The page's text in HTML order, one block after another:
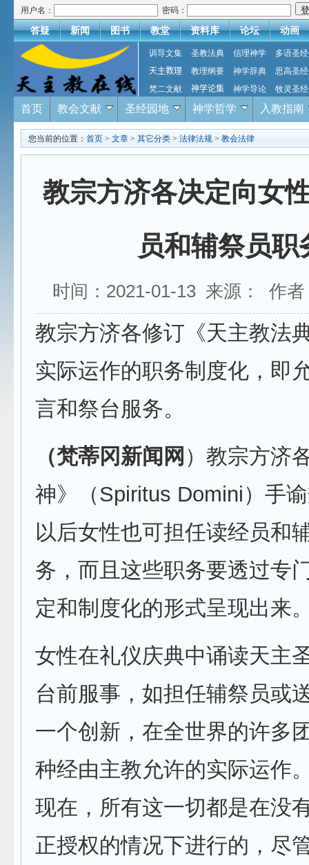
用户名： 密码：
答疑 新闻 图书 教堂 资料库 论坛 动画
训导文集 圣教法典 信理神学
多语圣经
天主教理
教理纲要 神学辞典
思高圣经
梵二文献
神学论集 神学导论 牧灵圣经
首页 教会文献 圣经园地 神学哲学 入教指南
您当前的位置： 首页 > 文章 > 其它分类 > 法律法规 > 教会法律
教宗方济各决定向女
员和辅祭员职
时间：2021-01-13 来源： 作者
教宗方济各修订《天主教法
实际运作的职务制度化，即
言和祭台服务。
（梵蒂冈新闻网 ）教宗方济
神》（Spiritus Domini）手
以后女性也可担任读经员和
务，而且这些职务要透过专
定和制度化的形式呈现出来
女性在礼仪庆典中诵读天主
台前服事，如担任辅祭员或
一个创新，在全世界的许多
种经由主教允许的实际运作
现在，所有这一切都是在没
正授权的情况下进行的，尽